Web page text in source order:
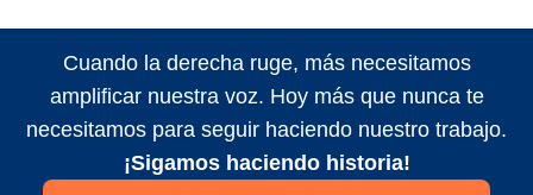
Cuando la derecha ruge, más necesitamos
amplificar nuestra voz. Hoy más que nunca te
necesitamos para seguir haciendo nuestro trabajo.
¡Sigamos haciendo historia!